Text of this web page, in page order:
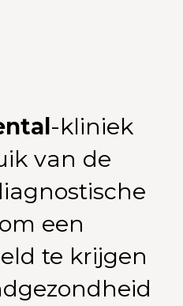
-kliniek
van de
een
te krijgen